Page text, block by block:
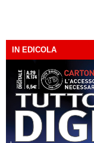
IN EDICOLA